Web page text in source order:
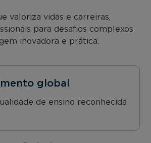
valoriza vidas e carreiras,
para desafios complexos
inovadora e prática.
global
de ensino reconhecida